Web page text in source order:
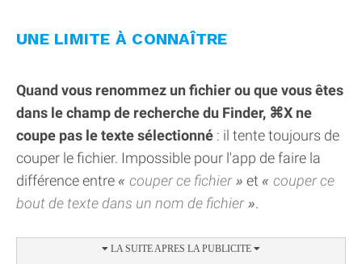
UNE LIMITE À CONNAÎTRE
Quand vous renommez un fichier ou que vous êtes
dans le champ de recherche du Finder, ⌘X ne
coupe pas le texte sélectionné : il tente toujours de
couper le fichier. Impossible pour l'app de faire la
différence entre
couper ce fichier et
couper ce
bout de texte dans un nom de fichier
.